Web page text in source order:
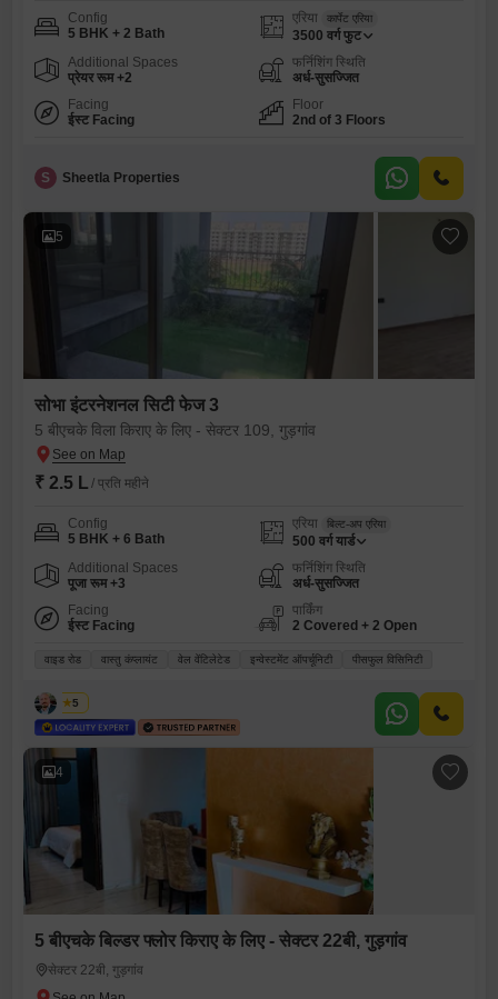
Config
5 BHK + 2 Bath
एरिया कार्पेट एरिया
3500 वर्ग फुट
Additional Spaces
प्रेयर रूम +2
फर्निशिंग स्थिति
अर्ध-सुसज्जित
Facing
ईस्ट Facing
Floor
2nd of 3 Floors
S Sheetla Properties
5
सोभा इंटरनेशनल सिटी फेज 3
5 बीएचके विला किराए के लिए - सेक्टर 109, गुड़गांव
₹ 2.5 L / प्रति महीने
Config
5 BHK + 6 Bath
एरिया बिल्ट-अप एरिया
500 वर्ग यार्ड
Additional Spaces
पूजा रूम +3
फर्निशिंग स्थिति
अर्ध-सुसज्जित
Facing
ईस्ट Facing
पार्किंग
2 Covered + 2 Open
वाइड रोड वास्तु कंप्लायंट वेल वेंटिलेटेड इन्वेस्टमेंट ऑपर्चूनिटी पीसफुल विसिनिटी
हितेश
5
4
5 बीएचके बिल्डर फ्लोर किराए के लिए - सेक्टर 22बी, गुड़गांव
सेक्टर 22बी, गुड़गांव